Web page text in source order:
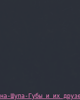
Шупа-Губы и их